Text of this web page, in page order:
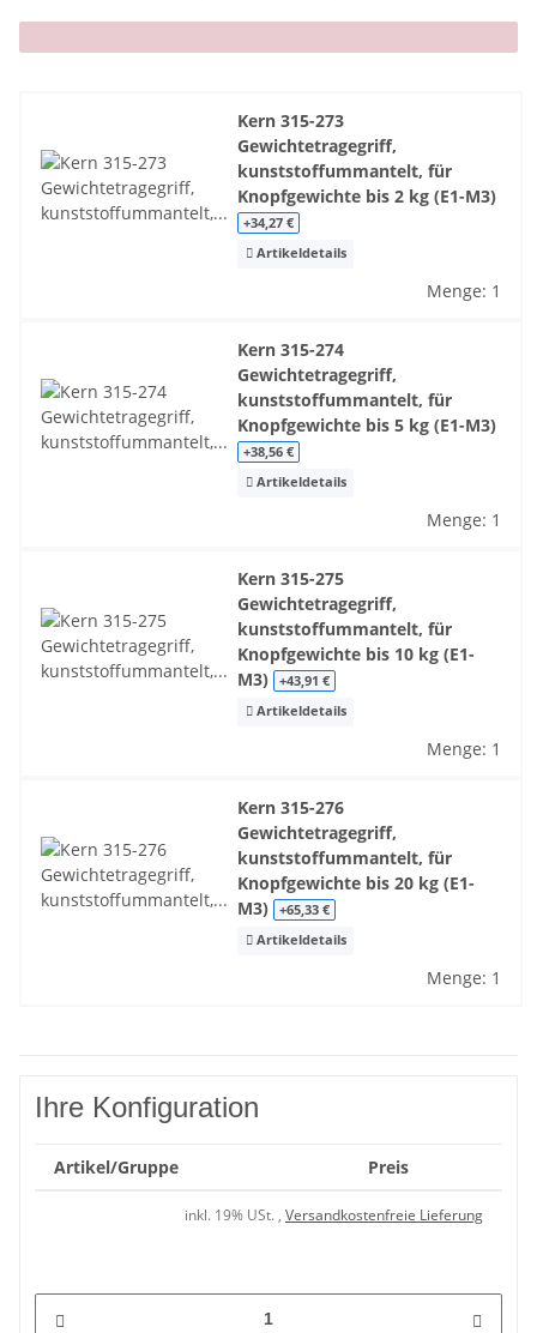
x
Kern 315-273
Gewichtetragegriff,
kunststoffummantelt, für
Knopfgewichte bis 2 kg (E1-M3)
+34,27 €
Artikeldetails
Menge: 1
Kern 315-274
Gewichtetragegriff,
kunststoffummantelt, für
Knopfgewichte bis 5 kg (E1-M3)
+38,56 €
Artikeldetails
Menge: 1
Kern 315-275
Gewichtetragegriff,
kunststoffummantelt, für
Knopfgewichte bis 10 kg (E1-
M3)
+43,91 €
Artikeldetails
Menge: 1
Kern 315-276
Gewichtetragegriff,
kunststoffummantelt, für
Knopfgewichte bis 20 kg (E1-
M3)
+65,33 €
Artikeldetails
Menge: 1
Ihre Konfiguration
Artikel/Gruppe Preis
inkl. 19% USt. , Versandkostenfreie Lieferung